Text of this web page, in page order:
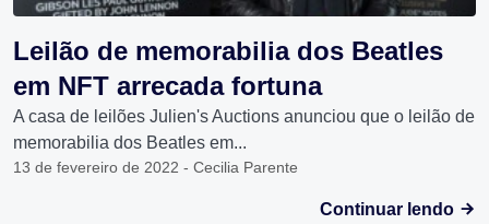
Leilão de memorabilia dos Beatles
em NFT arrecada fortuna
A casa de leilões Julien's Auctions anunciou que o leilão de
memorabilia dos Beatles em...
13 de fevereiro de 2022 - Cecilia Parente
Continuar lendo